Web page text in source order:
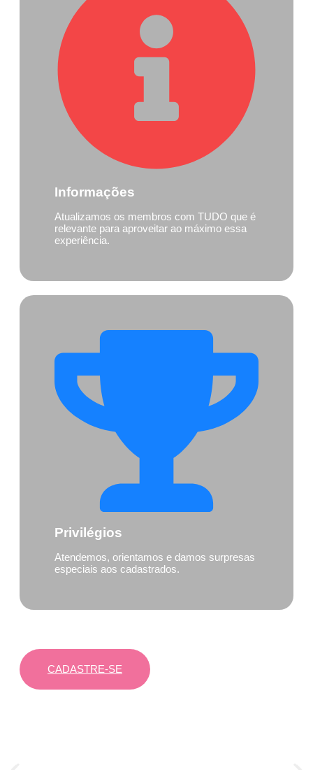
Informações
Atualizamos os membros com TUDO que é
relevante para aproveitar ao máximo essa
experiência.
Privilégios
Atendemos, orientamos e damos surpresas
especiais aos cadastrados.
CADASTRE-SE